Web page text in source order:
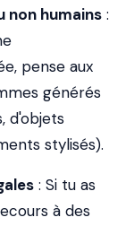
non humains :
pense aux
générés
d'objets
stylisés).
: Si tu as
à des